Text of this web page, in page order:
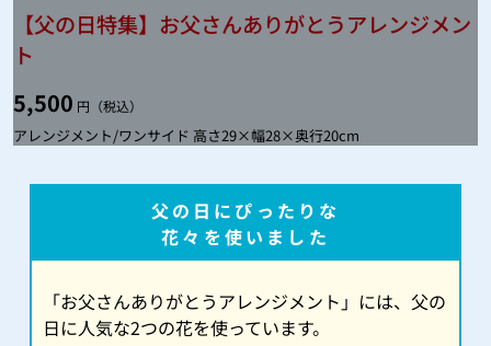
【父の日特集】お父さんありがとうアレンジメン
ト
5,500 円（税込）
アレンジメント/ワンサイド 高さ29×幅28×奥行20cm
父の日にぴったりな
花々を使いました
「お父さんありがとうアレンジメント」には、父の
日に人気な2つの花を使っています。